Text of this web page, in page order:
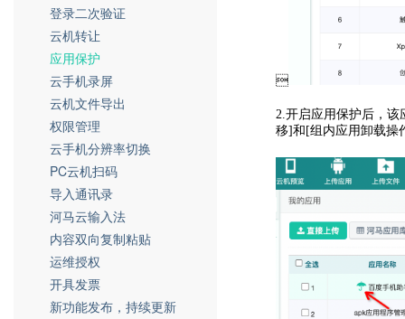
登录二次验证
云机转让
应用保护
云手机录屏
云机文件导出
权限管理
云手机分辨率切换
PC云机扫码
导入通讯录
河马云输入法
内容双向复制粘贴
运维授权
开具发票
新功能发布，持续更新

2.开启应用保护后，该
移]和[组内应用卸载操